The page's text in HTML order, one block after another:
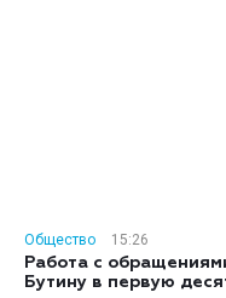
Общество
15:26
Работа с
Бутину в первую